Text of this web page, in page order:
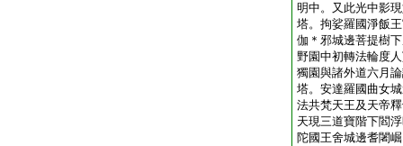
明中。又此光中影
塔。拘娑羅國淨飯
伽＊邪城邊菩提樹
野園中初轉法輪度
獨園與諸外道六月
塔。安達羅國曲女
法共梵天王及天帝
天現三道寶階下閻
陀國王舍城邊耆闍